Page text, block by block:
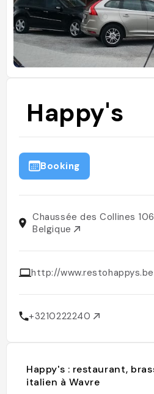
Happy's
Booking
Chaussée des Collines
Belgique
http://
+3210222240
Happy's : restaurant,
italien à Wavre